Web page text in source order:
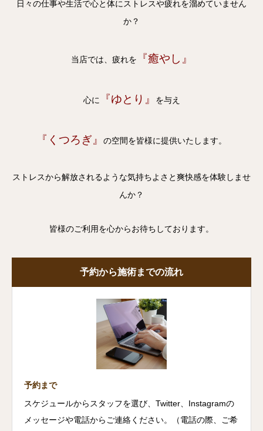
日々の仕事や生活で心と体にストレスや疲れを溜めていません
か？
当店では、疲れを 『癒やし』
心に 『ゆとり』 を与え
『くつろぎ』 の空間を皆様に提供いたします。
ストレスから解放されるような気持ちよさと爽快感を体験しませ
んか？
皆様のご利用を心からお待ちしております。
予約から施術までの流れ
予約まで
スケジュールからスタッフを選び、Twitter、Instagramの
メッセージや電話からご連絡ください。（電話の際、ご希